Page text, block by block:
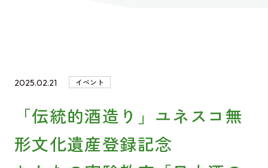
2025.02.21 イベント
「伝統的酒造り」ユネスコ無
形文化遺産登録記念